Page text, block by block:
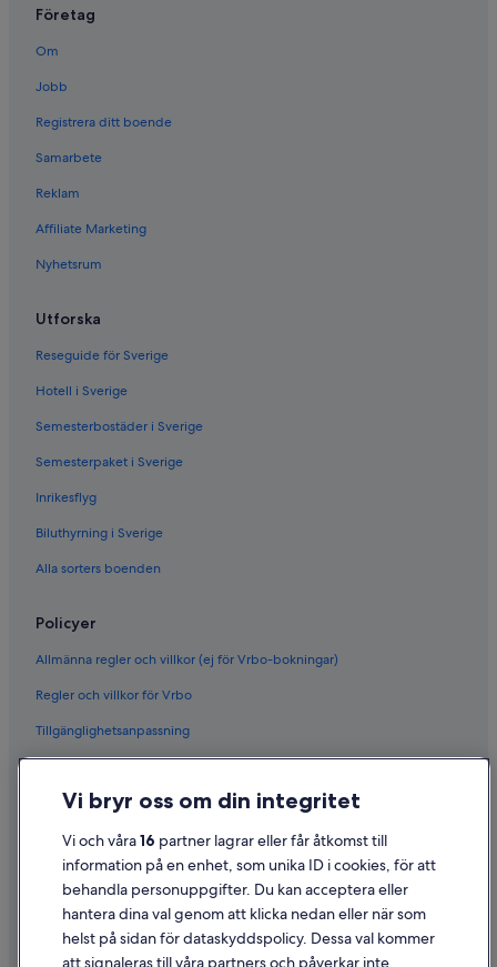
Företag
Om
Jobb
Registrera ditt boende
Samarbete
Reklam
Affiliate Marketing
Nyhetsrum
Utforska
Reseguide för Sverige
Hotell i Sverige
Semesterbostäder i Sverige
Semesterpaket i Sverige
Inrikesflyg
Biluthyrning i Sverige
Alla sorters boenden
Policyer
Allmänna regler och villkor (ej för Vrbo-bokningar)
Regler och villkor för Vrbo
Tillgänglighetsanpassning
Cookies
Användarvillkor
Juridisk information/Kontakta oss
Riktlinjer för innehåll och anmäla innehåll
Hjälp
Vi bryr oss om din integritet
Vi och våra16 partner lagrar eller får åtkomst till
information på en enhet, som unika ID i cookies, för att
behandla personuppgifter. Du kan acceptera eller
hantera dina val genom att klicka nedan eller när som
helst på sidan för dataskyddspolicy. Dessa val kommer
att signaleras till våra partners och påverkar inte